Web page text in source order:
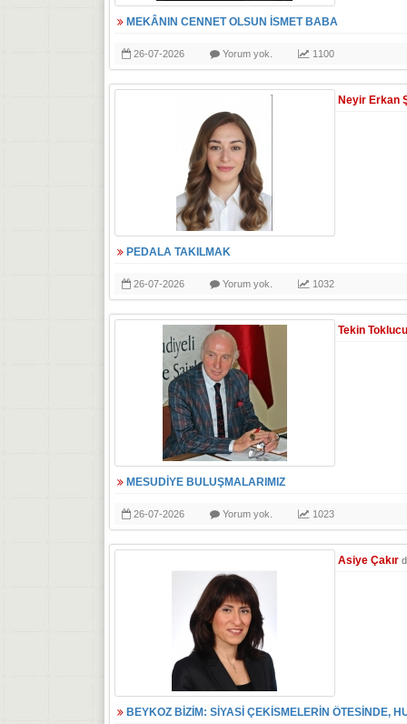
MEKÂNIN CENNET OLSUN İSMET BABA
26-07-2026 Yorum yok. 1100
Neyir Erkan
PEDALA TAKILMAK
26-07-2026 Yorum yok. 1032
Tekin
MESUDİYE BULUŞMALARIMIZ
26-07-2026 Yorum yok. 1023
Asiye Çakır
BEYKOZ BİZİM: SİYASİ ÇEKİSMELERİN ÖTESİNDE,